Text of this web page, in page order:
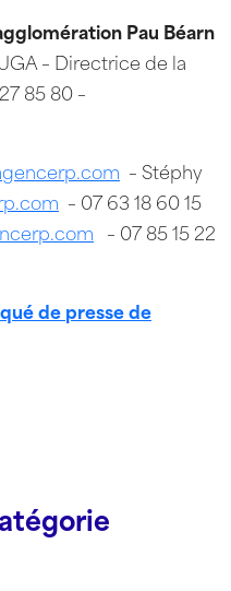
Pau Béarn
– Directrice de la
85 80 –
– Stéphy
– 07 63 18 60 15
– 07 85 15 22
de presse de